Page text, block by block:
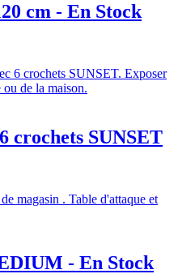
cm - En Stock
crochets SUNSET
- En Stock